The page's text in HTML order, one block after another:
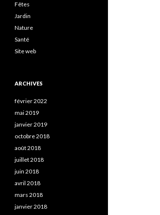
Fêtes
Jardin
Nature
Santé
Site web
ARCHIVES
février 2022
mai 2019
janvier 2019
octobre 2018
août 2018
juillet 2018
juin 2018
avril 2018
mars 2018
janvier 2018